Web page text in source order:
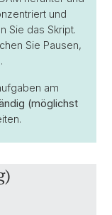
und
Sie das Skript.
Sie Pausen,
am
(möglichst